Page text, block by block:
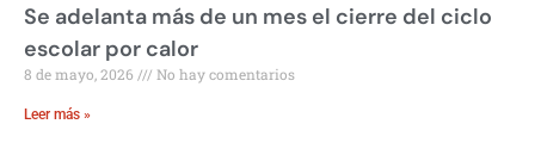
Se adelanta más de un mes el cierre del ciclo
escolar por calor
8 de mayo, 2026 No hay comentarios
Leer más »